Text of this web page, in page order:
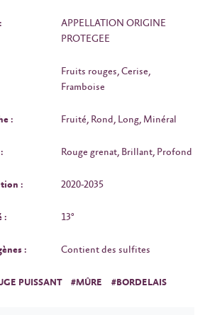
APPELLATION ORIGINE
PROTEGEE
Fruits rouges, Cerise,
Framboise
: Fruité, Rond, Long, Minéral
Rouge grenat, Brillant, Profond
: 2020-2035
: 13°
: Contient des sulfites
PUISSANT #MÛRE #BORDELAIS